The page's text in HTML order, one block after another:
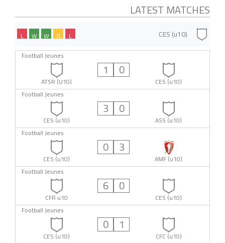
LATEST MATCHES
CES (u10)
L
D
W
W
L
Football Jeunes
ATSR (U10)
1 0
CES (u10)
Football Jeunes
CES (u10)
3 0
ASS (u10)
Football Jeunes
CES (u10)
0 3
AMF (u10)
Football Jeunes
CFR u10
6 0
CES (u10)
Football Jeunes
CES (u10)
0 1
CFC (u10)